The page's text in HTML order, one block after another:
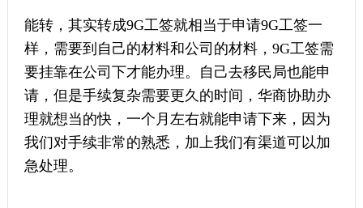
能转，其实转成9G工签就相当于申请9G工签一
样，需要到自己的材料和公司的材料，9G工签需
要挂靠在公司下才能办理。自己去移民局也能申
请，但是手续复杂需要更久的时间，华商协助办
理就想当的快，一个月左右就能申请下来，因为
我们对手续非常的熟悉，加上我们有渠道可以加
急处理。